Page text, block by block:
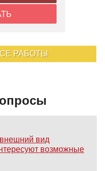
РАБОТЫ
вид
возможные